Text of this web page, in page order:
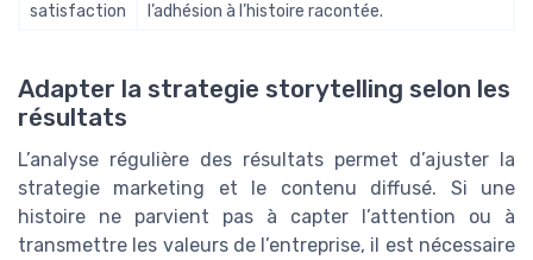
satisfaction
l’adhésion à l’histoire racontée.
Adapter la strategie storytelling selon les
résultats
L’analyse régulière des résultats permet d’ajuster la
strategie marketing et le contenu diffusé. Si une
histoire ne parvient pas à capter l’attention ou à
transmettre les valeurs de l’entreprise, il est nécessaire